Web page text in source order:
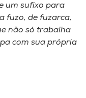
um sufixo para
fuzo, de fuzarca,
não só trabalha
com sua própria